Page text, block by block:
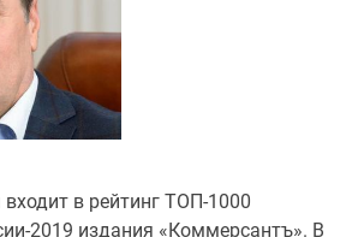
в рейтинг ТОП-1000
2019 издания «Коммерсантъ». В